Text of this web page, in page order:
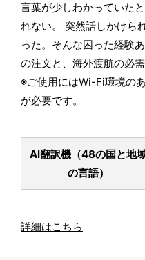
言葉が少しわかっていた
れない。 突然話しかけら
った。そんな困った経験
の注文と、海外渡航の必需
※ご使用にはWi-Fi環境の
が必要です。
AI翻訳機（48の国と地
の言語）
詳細はこちら